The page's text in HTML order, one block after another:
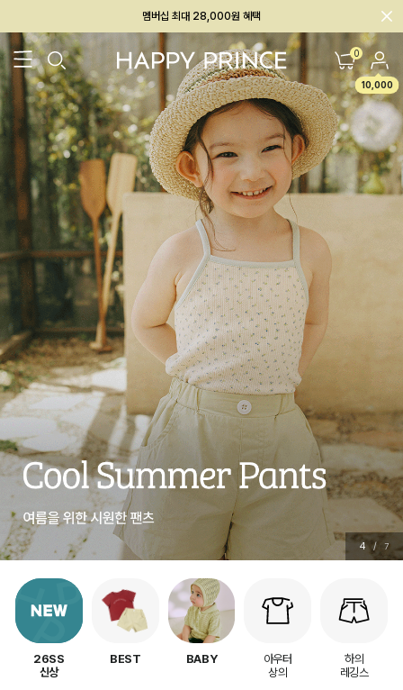
회원전용 아울렛, 가입하면 ~60% 할인!
멤버십 최대 28,000원 혜택 0
10,000
26SS 신상 BEST BABY[6~12M] 아우터/상의 하의/레깅스
5 / 7
26SS
신상
BEST BABY
아우터
상의
하의
레깅스